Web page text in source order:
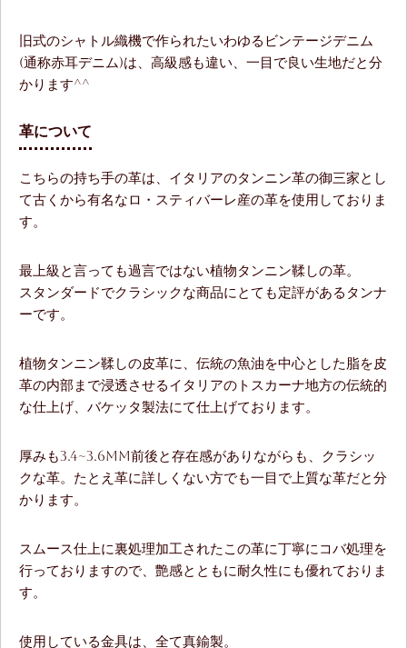
旧式のシャトル織機で作られたいわゆるビンテージデニム
(通称赤耳デニム)は、高級感も違い、一目で良い生地だと分
かります^^
革について
こちらの持ち手の革は、イタリアのタンニン革の御三家とし
て古くから有名なロ・スティバーレ産の革を使用しておりま
す。
最上級と言っても過言ではない植物タンニン鞣しの革。
スタンダードでクラシックな商品にとても定評があるタンナ
ーです。
植物タンニン鞣しの皮革に、伝統の魚油を中心とした脂を皮
革の内部まで浸透させるイタリアのトスカーナ地方の伝統的
な仕上げ、バケッタ製法にて仕上げております。
厚みも3.4~3.6mm前後と存在感がありながらも、クラシッ
クな革。たとえ革に詳しくない方でも一目で上質な革だと分
かります。
スムース仕上に裏処理加工されたこの革に丁寧にコバ処理を
行っておりますので、艶感とともに耐久性にも優れておりま
す。
使用している金具は、全て真鍮製。